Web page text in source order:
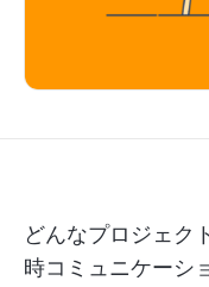
どんなプロジェク
時コミュニケーシ